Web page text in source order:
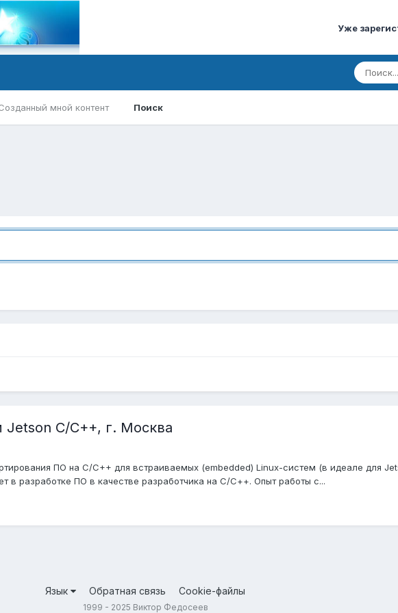
Уже
мной контент Поиск
C/C++, г. Москва
ПО на C/C++ для встраиваемых (embedded) Linux-систем (в идеале для
в разработке ПО в качестве разработчика на C/С++. Опыт работы с...
Язык Обратная связь Cookie-файлы
1999 - 2025 Виктор Федосеев